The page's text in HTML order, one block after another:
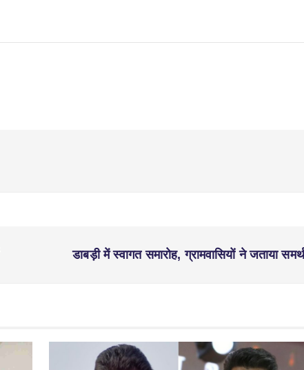
डाबड़ी में स्वागत समारोह, ग्रामवासियों ने जताया